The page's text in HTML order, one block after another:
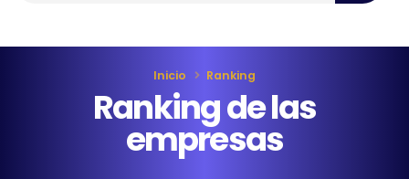
Inicio Ranking
Ranking de las
empresas